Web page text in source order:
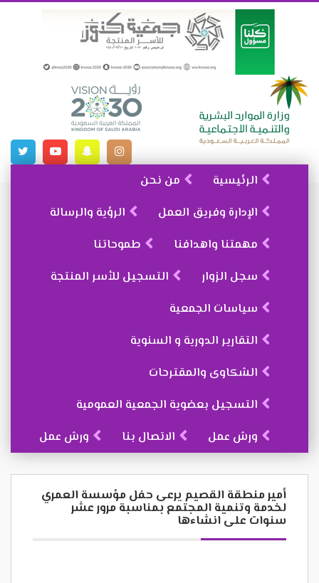
الرئيسية
من نحن
الإدارة وفريق العمل
الرؤية والرسالة
مهمتنا واهدافنا
طموحاتنا
سجل الزوار
التسجيل للأسر المنتجة
سياسات الجمعية
التقارير الدورية و السنوية
الشكاوى والمقترحات
التسجيل بعضوية الجمعية العمومية
ورش عمل
الاتصال بنا ورش عمل
أمير منطقة القصيم يرعى حفل مؤسسة العمري
لخدمة وتنمية المجتمع بمناسبة مرور عشر
سنوات على انشاءها